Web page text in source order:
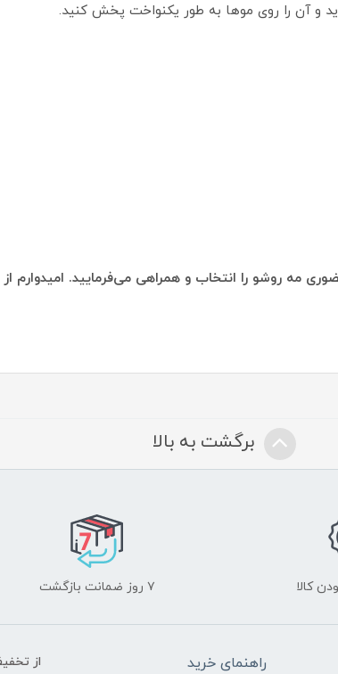
مه روشو را انتخاب و همراهی می‌فرمایید. امیدوارم
برگشت به بالا
کالا ۷ روز ضمانت بازگشت
راهنمای خرید از